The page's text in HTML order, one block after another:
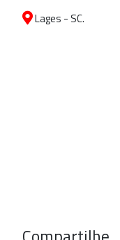
Lages - SC.